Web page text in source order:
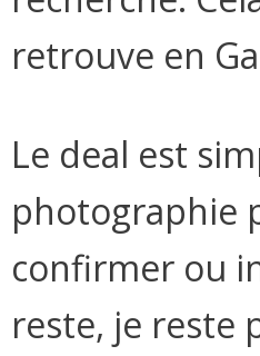
retrouve en
Le deal est
photographie
confirmer ou
reste, je reste